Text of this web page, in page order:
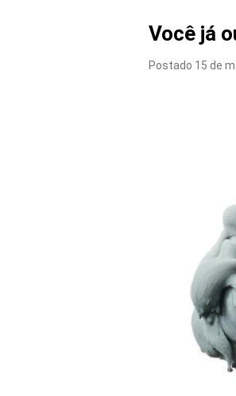
Você já
Postado 15 de